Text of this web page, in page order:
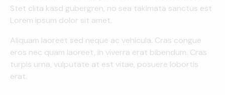
Stet clita kasd gubergren, no sea takimata sanctus est
Lorem ipsum dolor sit amet.
Aliquam laoreet sed neque ac vehicula. Cras congue
eros nec quam laoreet, in viverra erat bibendum. Cras
turpis urna, vulputate at est vitae, posuere lobortis
erat.